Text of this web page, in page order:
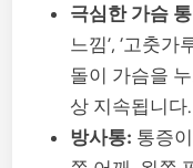
극심한 가슴
느낌’, ‘고춧
돌이 가슴을
상 지속됩니다.
방사통: 통증